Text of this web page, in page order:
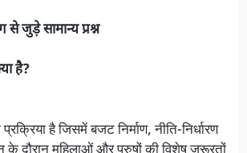
जुड़े सामान्य प्रश्न
है?
है जिसमें बजट निर्माण, नीति-निर्धारण